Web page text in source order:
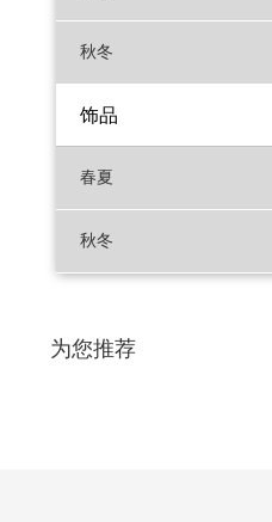
秋冬
饰品
春夏
秋冬
为您推荐